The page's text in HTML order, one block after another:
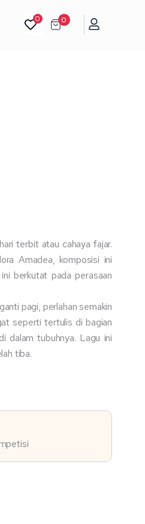
0 0
terbit atau cahaya fajar.
Amadea, komposisi ini
berkutat pada perasaan
pagi, perlahan semakin
seperti tertulis di bagian
dalam tubuhnya. Lagu ini
tiba.